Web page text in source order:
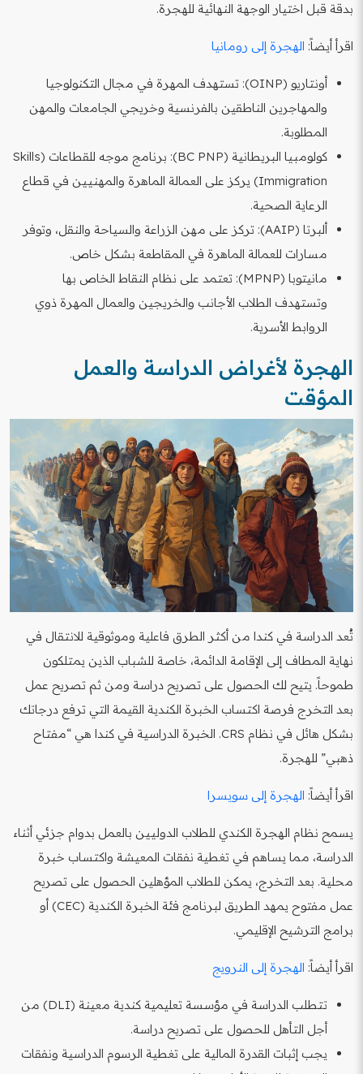
بدقة قبل اختيار الوجهة النهائية للهجرة.
اقرأ أيضاً: الهجرة إلى رومانيا
أونتاريو (OINP): تستهدف المهرة في مجال التكنولوجيا
والمهاجرين الناطقين بالفرنسية وخريجي الجامعات والمهن
المطلوبة.
كولومبيا البريطانية (BC PNP): برنامج موجه للقطاعات (Skills
Immigration) يركز على العمالة الماهرة والمهنيين في قطاع
الرعاية الصحية.
ألبرتا (AAIP): تركز على مهن الزراعة والسياحة والنقل، وتوفر
مسارات للعمالة الماهرة في المقاطعة بشكل خاص.
مانيتوبا (MPNP): تعتمد على نظام النقاط الخاص بها
وتستهدف الطلاب الأجانب والخريجين والعمال المهرة ذوي
الروابط الأسرية.
الهجرة لأغراض الدراسة والعمل
المؤقت
تُعد الدراسة في كندا من أكثر الطرق فاعلية وموثوقية للانتقال في
نهاية المطاف إلى الإقامة الدائمة، خاصة للشباب الذين يمتلكون
طموحاً. يتيح لك الحصول على تصريح دراسة ومن ثم تصريح عمل
بعد التخرج فرصة اكتساب الخبرة الكندية القيمة التي ترفع درجاتك
بشكل هائل في نظام CRS. الخبرة الدراسية في كندا هي “مفتاح
ذهبي” للهجرة.
اقرأ أيضاً: الهجرة إلى سويسرا
يسمح نظام الهجرة الكندي للطلاب الدوليين بالعمل بدوام جزئي أثناء
الدراسة، مما يساهم في تغطية نفقات المعيشة واكتساب خبرة
محلية. بعد التخرج، يمكن للطلاب المؤهلين الحصول على تصريح
عمل مفتوح يمهد الطريق لبرنامج فئة الخبرة الكندية (CEC) أو
برامج الترشيح الإقليمي.
اقرأ أيضاً: الهجرة إلى النرويج
تتطلب الدراسة في مؤسسة تعليمية كندية معينة (DLI) من
أجل التأهل للحصول على تصريح دراسة.
يجب إثبات القدرة المالية على تغطية الرسوم الدراسية ونفقات